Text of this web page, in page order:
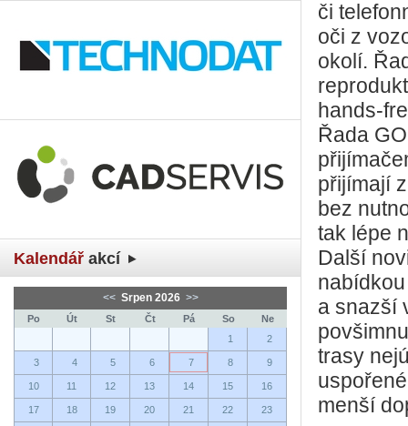
Kalendář akcí
<< Srpen 2026 >>
Po Út St Čt Pá So
Ne
1
2
3 4 5 6 7 8 9
10 11 12 13 14 15 16
17 18 19 20 21 22 23
či
oči z
okolí.
hands-
Řada
přijímají
bez
tak lépe
Další
a snazší
trasy
menší